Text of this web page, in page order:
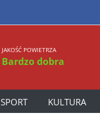
JAKOŚĆ POWIETRZA
Bardzo dobra
SPORT KULTURA